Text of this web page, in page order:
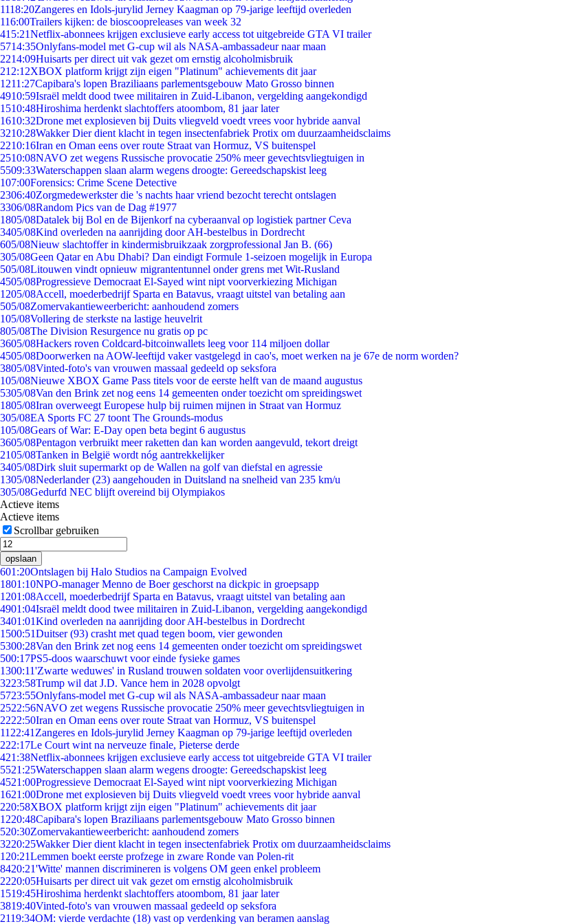
1118:20Zangeres en Idols-jurylid Jerney Kaagman op 79-jarige leeftijd overleden
116:00Trailers kijken: de bioscoopreleases van week 32
415:21Netflix-abonnees krijgen exclusieve early access tot uitgebreide GTA VI trailer
5714:35Onlyfans-model met G-cup wil als NASA-ambassadeur naar maan
2214:09Huisarts per direct uit vak gezet om ernstig alcoholmisbruik
212:12XBOX platform krijgt zijn eigen "Platinum" achievements dit jaar
1211:27Capibara's lopen Braziliaans parlementsgebouw Mato Grosso binnen
4910:59Israël meldt dood twee militairen in Zuid-Libanon, vergelding aangekondigd
1510:48Hiroshima herdenkt slachtoffers atoombom, 81 jaar later
1610:32Drone met explosieven bij Duits vliegveld voedt vrees voor hybride aanval
3210:28Wakker Dier dient klacht in tegen insectenfabriek Protix om duurzaamheidsclaims
2210:16Iran en Oman eens over route Straat van Hormuz, VS buitenspel
2510:08NAVO zet wegens Russische provocatie 250% meer gevechtsvliegtuigen in
5509:33Waterschappen slaan alarm wegens droogte: Gereedschapskist leeg
107:00Forensics: Crime Scene Detective
2306:40Zorgmedewerkster die 's nachts haar vriend bezocht terecht ontslagen
3306/08Random Pics van de Dag #1977
1805/08Datalek bij Bol en de Bijenkorf na cyberaanval op logistiek partner Ceva
3405/08Kind overleden na aanrijding door AH-bestelbus in Dordrecht
605/08Nieuw slachtoffer in kindermisbruikzaak zorgprofessional Jan B. (66)
305/08Geen Qatar en Abu Dhabi? Dan eindigt Formule 1-seizoen mogelijk in Europa
505/08Litouwen vindt opnieuw migrantentunnel onder grens met Wit-Rusland
4505/08Progressieve Democraat El-Sayed wint nipt voorverkiezing Michigan
1205/08Accell, moederbedrijf Sparta en Batavus, vraagt uitstel van betaling aan
505/08Zomervakantieweerbericht: aanhoudend zomers
105/08Vollering de sterkste na lastige heuvelrit
805/08The Division Resurgence nu gratis op pc
3605/08Hackers roven Coldcard-bitcoinwallets leeg voor 114 miljoen dollar
4505/08Doorwerken na AOW-leeftijd vaker vastgelegd in cao's, moet werken na je 67e de norm worden?
3805/08Vinted-foto's van vrouwen massaal gedeeld op seksfora
105/08Nieuwe XBOX Game Pass titels voor de eerste helft van de maand augustus
5305/08Van den Brink zet nog eens 14 gemeenten onder toezicht om spreidingswet
1805/08Iran overweegt Europese hulp bij ruimen mijnen in Straat van Hormuz
305/08EA Sports FC 27 toont The Grounds-modus
105/08Gears of War: E-Day open beta begint 6 augustus
3605/08Pentagon verbruikt meer raketten dan kan worden aangevuld, tekort dreigt
2105/08Tanken in België wordt nóg aantrekkelijker
3405/08Dirk sluit supermarkt op de Wallen na golf van diefstal en agressie
1305/08Nederlander (23) aangehouden in Duitsland na snelheid van 235 km/u
305/08Gedurfd NEC blijft overeind bij Olympiakos
Actieve items
Actieve items
Scrollbar gebruiken
opslaan
601:20Ontslagen bij Halo Studios na Campaign Evolved
1801:10NPO-manager Menno de Boer geschorst na dickpic in groepsapp
1201:08Accell, moederbedrijf Sparta en Batavus, vraagt uitstel van betaling aan
4901:04Israël meldt dood twee militairen in Zuid-Libanon, vergelding aangekondigd
3401:01Kind overleden na aanrijding door AH-bestelbus in Dordrecht
1500:51Duitser (93) crasht met quad tegen boom, vier gewonden
5300:28Van den Brink zet nog eens 14 gemeenten onder toezicht om spreidingswet
500:17PS5-doos waarschuwt voor einde fysieke games
1300:11'Zwarte weduwes' in Rusland trouwen soldaten voor overlijdensuitkering
3223:58Trump wil dat J.D. Vance hem in 2028 opvolgt
5723:55Onlyfans-model met G-cup wil als NASA-ambassadeur naar maan
2522:56NAVO zet wegens Russische provocatie 250% meer gevechtsvliegtuigen in
2222:50Iran en Oman eens over route Straat van Hormuz, VS buitenspel
11 22:41 Zangeres en Idols-jurylid Jerney Kaagman op 79-jarige leeftijd overleden
222:17Le Court wint na nerveuze finale, Pieterse derde
421:38Netflix-abonnees krijgen exclusieve early access tot uitgebreide GTA VI trailer
5521:25Waterschappen slaan alarm wegens droogte: Gereedschapskist leeg
4521:00Progressieve Democraat El-Sayed wint nipt voorverkiezing Michigan
1621:00Drone met explosieven bij Duits vliegveld voedt vrees voor hybride aanval
220:58XBOX platform krijgt zijn eigen "Platinum" achievements dit jaar
1220:48Capibara's lopen Braziliaans parlementsgebouw Mato Grosso binnen
520:30Zomervakantieweerbericht: aanhoudend zomers
3220:25Wakker Dier dient klacht in tegen insectenfabriek Protix om duurzaamheidsclaims
1 20:21Lemmen boekt eerste profzege in zware Ronde van Polen-rit
8420:21'Witte' mannen discrimineren is volgens OM geen enkel probleem
2220:05Huisarts per direct uit vak gezet om ernstig alcoholmisbruik
1519:45Hiroshima herdenkt slachtoffers atoombom, 81 jaar later
3819:40Vinted-foto's van vrouwen massaal gedeeld op seksfora
2119:34OM: vierde verdachte (18) vast op verdenking van beramen aanslag